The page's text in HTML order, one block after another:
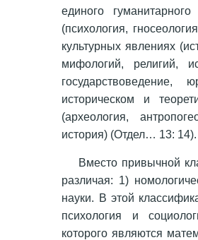
единого
(психология,
культурных явлениях
мифологий, религий,
государствоведение,
историческом и
(археология,
история) (Отдел… 13: 14).
Вместо привычной
различая: 1)
науки. В этой
психология и
которого являются